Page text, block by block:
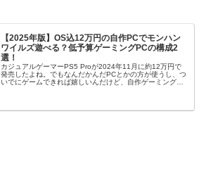
【2025年版】OS込12万円の自作PCでモンハン
ワイルズ遊べる？低予算ゲーミングPCの構成2
選！
カジュアルゲーマーPS5 Proが2024年11月に約12万円で
発売したよね。でもなんだかんだPCとかの方が使うし、つ
いでにゲームできれば嬉しいんだけど、自作ゲーミングPC